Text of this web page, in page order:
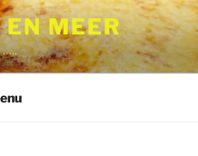
EN MEER
…..